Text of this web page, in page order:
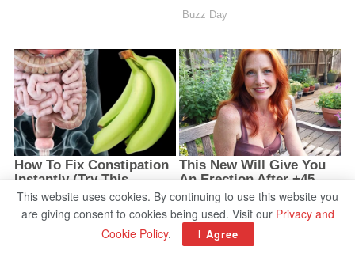
This website uses cookies. By continuing to use this website you
are giving consent to cookies being used. Visit our Privacy and
Cookie Policy. I Agree